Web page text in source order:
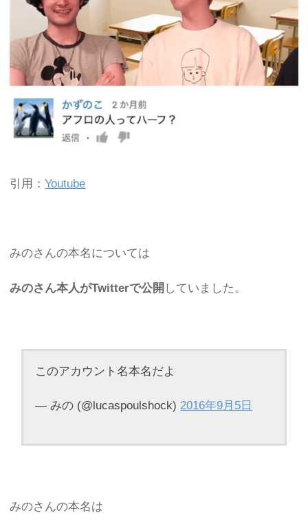
引用：Youtube
みのさんの本名については
みのさん本人がTwitterで公開 していました。
このアカウント名本名だよ
— みの (@lucaspoulshock) 2016年9月5日
みのさんの本名は